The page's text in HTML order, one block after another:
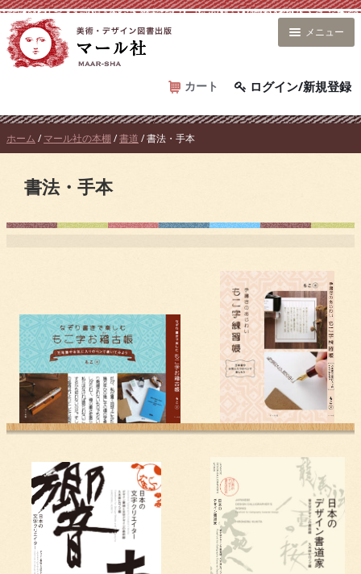
コ
ン
テ
ス
キ
カート ログイン/新規登録
メニュー
ホーム / マール社の本棚 /書道 / 書法・手本
書法・手本